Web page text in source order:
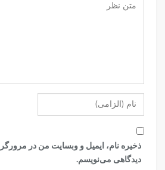
ذخیره نام، ایمیل و وبسایت من در
دیدگاهی می‌نویسم.